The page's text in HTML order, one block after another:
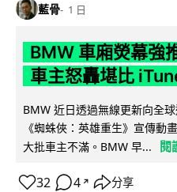
藍骨 1 日
BMW 車廂熒幕強
車主怒轟堪比
BMW 近日透過無線更新向全
《蜘蛛俠：英雄重生》宣傳動
大批車主不滿。BMW 早...
閱
32 4 ↗ 分享